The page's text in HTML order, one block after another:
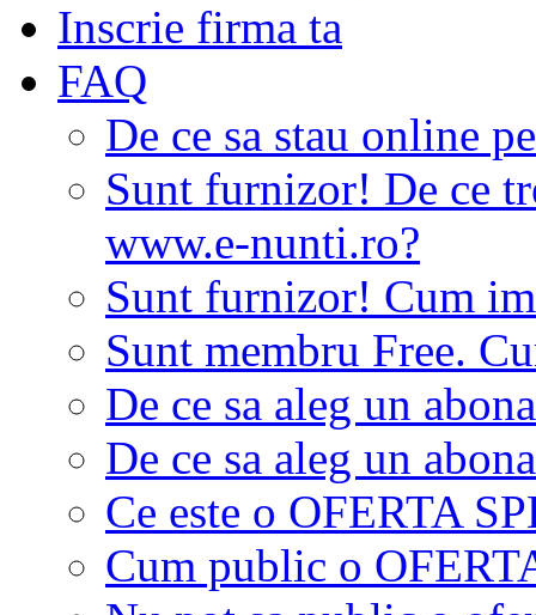
Inscrie firma ta
FAQ
De ce sa stau online
Sunt furnizor! De ce
www.e-nunti.ro?
Sunt furnizor! Cum
Sunt membru Free.
De ce sa aleg un
De ce sa aleg un
Ce este o OFERTA
Cum public o